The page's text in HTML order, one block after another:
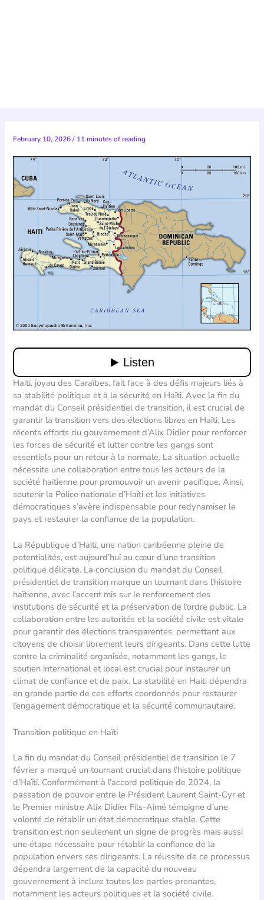
February 10, 2026/ 11 minutes of reading
Haiti, joyau des Caraïbes, fait face à des défis majeurs liés à
sa stabilité politique et à la sécurité en Haïti. Avec la fin du
mandat du Conseil présidentiel de transition, il est crucial de
garantir la transition vers des élections libres en Haïti. Les
récents efforts du gouvernement d’Alix Didier pour renforcer
les forces de sécurité et lutter contre les gangs sont
essentiels pour un retour à la normale. La situation actuelle
nécessite une collaboration entre tous les acteurs de la
société haïtienne pour promouvoir un avenir pacifique. Ainsi,
soutenir la Police nationale d’Haïti et les initiatives
démocratiques s’avère indispensable pour redynamiser le
pays et restaurer la confiance de la population.
La République d’Haiti, une nation caribéenne pleine de
potentialités, est aujourd’hui au cœur d’une transition
politique délicate. La conclusion du mandat du Conseil
présidentiel de transition marque un tournant dans l’histoire
haïtienne, avec l’accent mis sur le renforcement des
institutions de sécurité et la préservation de l’ordre public. La
collaboration entre les autorités et la société civile est vitale
pour garantir des élections transparentes, permettant aux
citoyens de choisir librement leurs dirigeants. Dans cette lutte
contre la criminalité organisée, notamment les gangs, le
soutien international et local est crucial pour instaurer un
climat de confiance et de paix. La stabilité en Haiti dépendra
en grande partie de ces efforts coordonnés pour restaurer
l’engagement démocratique et la sécurité communautaire.
Transition politique en Haïti
La fin du mandat du Conseil présidentiel de transition le 7
février a marqué un tournant crucial dans l’histoire politique
d’Haïti. Conformément à l’accord politique de 2024, la
passation de pouvoir entre le Président Laurent Saint-Cyr et
le Premier ministre Alix Didier Fils-Aimé témoigne d’une
volonté de rétablir un état démocratique stable. Cette
transition est non seulement un signe de progrès mais aussi
une étape nécessaire pour rétablir la confiance de la
population envers ses dirigeants. La réussite de ce processus
dépendra largement de la capacité du nouveau
gouvernement à inclure toutes les parties prenantes,
notamment les acteurs politiques et la société civile.